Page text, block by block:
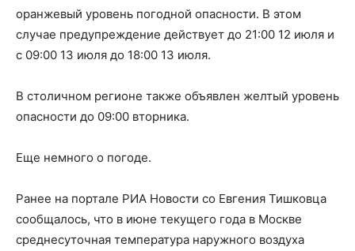
оранжевый уровень погодной опасности. В этом
случае предупреждение действует до 21:00 12 июля и
с 09:00 13 июля до 18:00 13 июля.
В столичном регионе также объявлен желтый уровень
опасности до 09:00 вторника.
Еще немного о погоде.
Ранее на портале РИА Новости со Евгения Тишковца
сообщалось, что в июне текущего года в Москве
среднесуточная температура наружного воздуха